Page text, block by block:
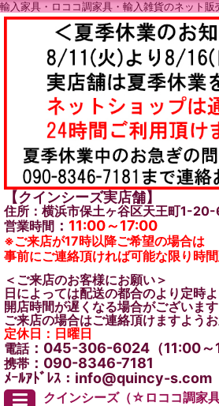
輸入家具・ロココ調家具・輸入雑貨のネット
【クインシーズ実店舗】
住所：横浜市保土ヶ谷区天王町1-
営業時間 ： 11:00～17:00
※ご来店が17時以降ご希望の場合は
事前にご連絡頂ければ可能な限り時間
＜ご来店のお客様にお願い＞
日によっては配送の都合のより定時
開店時間が遅くなる場合がございます
ご来店の場合はご連絡頂けますようお
定休日：日曜日
電話：045-306-6024（11:00～
携帯 ：090-8346-7181
ﾒｰﾙｱﾄﾞﾚｽ：info@quincy-s.com
クインシーズ（☆ロココ調家